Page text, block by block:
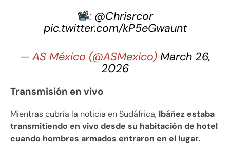
: @Chrisrcor
pic.twitter.com/kP5eGwaunt
— AS México (@ASMexico) March 26,
2026
Transmisión en vivo
Mientras cubría la noticia en Sudáfrica, Ibáñez estaba
transmitiendo en vivo desde su habitación de hotel
cuando hombres armados entraron en el lugar.